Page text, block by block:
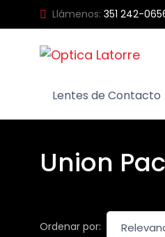
Llámenos: 351 242-
Lentes de Contacto
Union
Ordenar por: